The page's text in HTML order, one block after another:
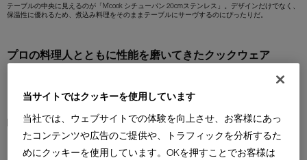
テーブルの中央に見えるのが「M’cook シチューパン 20cmステンレス」。デザインだけでなく、
保温性に優れるため、煮込み料理をそのままテーブルにサーヴするのにぴったりだ。
プロの料理人とともに性能を磨いてきたクックウェア
カッシーナ・イクスシー青山本店ではギャラリースペースオープン記念展覧会
「ARTETAVOLA（アルテタヴォラ）ー食卓の愉楽ー」の開催に伴い、アートと
階にディスプレイされたホームファニシングもそのひとつで、キッチン＆ダイ
ニングを彩る選りすぐりの雑貨を世界中から取り揃えている。
当サイトではクッキーを使用しています
当社では、ウェブサイトでの体験を向上させ、お客様にあっ
たコンテンツや広告のご提供や、トラフィックを分析するた
めにクッキーを使用しています。OKを押すことでお客様は